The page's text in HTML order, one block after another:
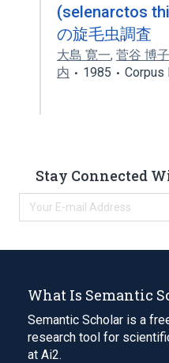
(selenarctos
の旋毛虫調査
大島 寛一, 菅谷 博子
内
1985 Corpus
Stay Connected
What Is Semantic
Semantic Scholar is a
research tool for
at Ai2.